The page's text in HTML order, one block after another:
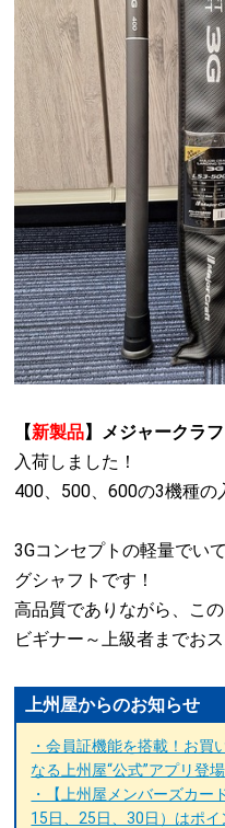
【新製品】メジャークラ
入荷しました！
400、500、600の3機種の
3Gコンセプトの軽量でい
グシャフトです！
高品質でありながら、こ
ビギナー～上級者までお
上州屋からのお知らせ
・会員証機能を搭載！お買
なる上州屋“公式”アプリ登場
・【上州屋メンバーズカー
15日、25日、30日）はポイ